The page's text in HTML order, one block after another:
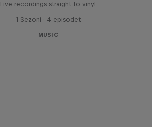
Live recordings straight to vinyl
1 Sezoni · 4 episodet
MUSIC